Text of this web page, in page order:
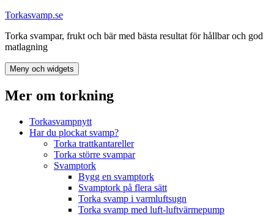
Hoppa
innehåll
Torkasvamp.se
Torka svampar, frukt och bär med bästa resultat för hållbar och god
matlagning
Meny och widgets
Mer om torkning
Torkasvampnytt
Har du plockat svamp?
Torka trattkantareller
Torka större svampar
Svamptork
Bygg en svamptork
Svamptork på flera sätt
Torka svamp i varmluftsugn
Torka svamp med luft-luftvärmepump